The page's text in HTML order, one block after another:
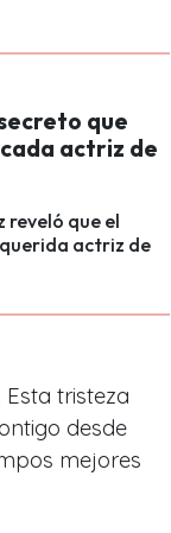
que
actriz de
que el
actriz de
tristeza
desde
mejores